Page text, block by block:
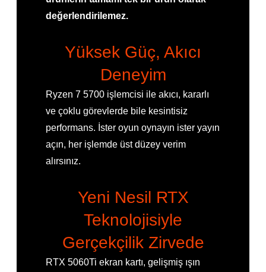
değerlendirilemez.
Yüksek Güç, Akıcı
Deneyim
Ryzen 7 5700 işlemcisi ile akıcı, kararlı
ve çoklu görevlerde bile kesintisiz
performans. İster oyun oynayın ister yayın
açın, her işlemde üst düzey verim
alırsınız.
Yeni Nesil RTX
Teknolojisiyle
Gerçekçilik Zirvede
RTX 5060Ti ekran kartı, gelişmiş ışın